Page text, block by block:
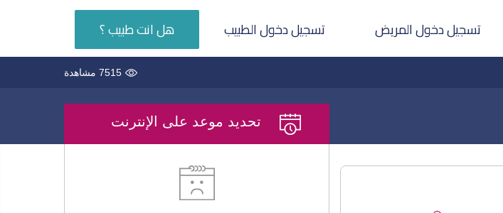
تسجيل دخول المريض تسجيل دخول الطبيب هل انت طبيب ؟
7515 مشاهدة
تحديد موعد على الإنترنت